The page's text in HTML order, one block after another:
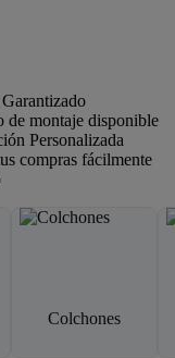
de montaje disponible
Personalizada
compras fácilmente
Colchones